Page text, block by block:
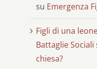
su Emergenza
Figli di una
Battaglie Sociali
chiesa?